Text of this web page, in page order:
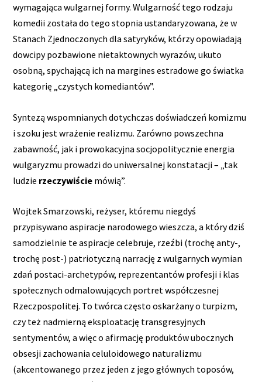
wymagająca wulgarnej formy. Wulgarność tego rodzaju
komedii została do tego stopnia ustandaryzowana, że w
Stanach Zjednoczonych dla satyryków, którzy opowiadają
dowcipy pozbawione nietaktownych wyrazów, ukuto
osobną, spychającą ich na margines estradowe go światka
kategorię „czystych komediantów”.
Syntezą wspomnianych dotychczas doświadczeń komizmu
i szoku jest wrażenie realizmu. Zarówno powszechna
zabawność, jak i prowokacyjna socjopolitycznie energia
wulgaryzmu prowadzi do uniwersalnej konstatacji – „tak
ludzie rzeczywiście mówią”.
Wojtek Smarzowski, reżyser, któremu niegdyś
przypisywano aspiracje narodowego wieszcza, a który dziś
samodzielnie te aspiracje celebruje, rzeźbi (trochę anty-,
trochę post-) patriotyczną narrację z wulgarnych wymian
zdań postaci-archetypów, reprezentantów profesji i klas
społecznych odmalowujących portret współczesnej
Rzeczpospolitej. To twórca często oskarżany o turpizm,
czy też nadmierną eksploatację transgresyjnych
sentymentów, a więc o afirmację produktów ubocznych
obsesji zachowania celuloidowego naturalizmu
(akcentowanego przez jeden z jego głównych toposów,